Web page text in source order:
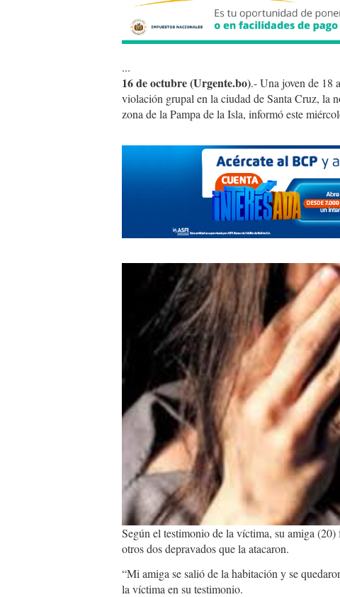
...
16 de octubre (Urgente.bo).- Una joven de 18
violación grupal en la ciudad de Santa Cruz, la
zona de la Pampa de la Isla, informó este
violacion.jpg
Según el testimonio de la víctima, su amiga
otros dos depravados que la atacaron.
“Mi amiga se salió de la habitación y se
la víctima en su testimonio.